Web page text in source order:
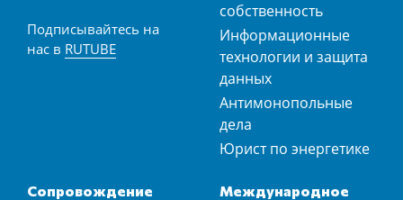
Подписывайтесь на
нас в RUTUBE
собственность
Информационные
технологии и защита
данных
Антимонопольные
дела
Юрист по энергетике
Сопровождение
Международное